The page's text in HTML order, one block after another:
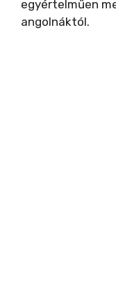
egyértelműen
angolnáktól.